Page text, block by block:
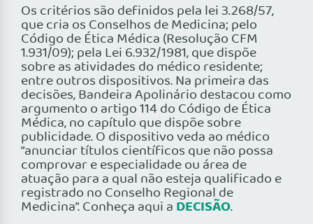
Os critérios são definidos pela lei 3.268/57,
que cria os Conselhos de Medicina; pelo
Código de Ética Médica (Resolução CFM
1.931/09); pela Lei 6.932/1981, que dispõe
sobre as atividades do médico residente;
entre outros dispositivos. Na primeira das
decisões, Bandeira Apolinário destacou como
argumento o artigo 114 do Código de Ética
Médica, no capítulo que dispõe sobre
publicidade. O dispositivo veda ao médico
“anunciar títulos científicos que não possa
comprovar e especialidade ou área de
atuação para a qual não esteja qualificado e
registrado no Conselho Regional de
Medicina”. Conheça aqui a DECISÃO.